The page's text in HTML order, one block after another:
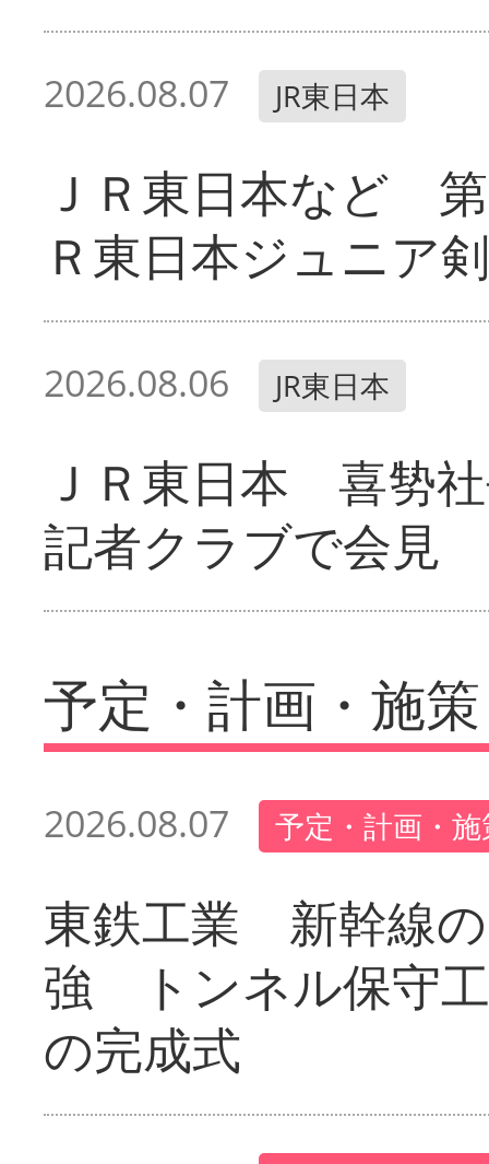
2026.08.07 JR東日本
ＪＲ東日本など
Ｒ東日本ジュニア
2026.08.06 JR東日本
ＪＲ東日本 喜㔟
記者クラブで会見
予定・計画・施策
2026.08.07 予定・計画・
東鉄工業 新幹線
強 トンネル保守
の完成式